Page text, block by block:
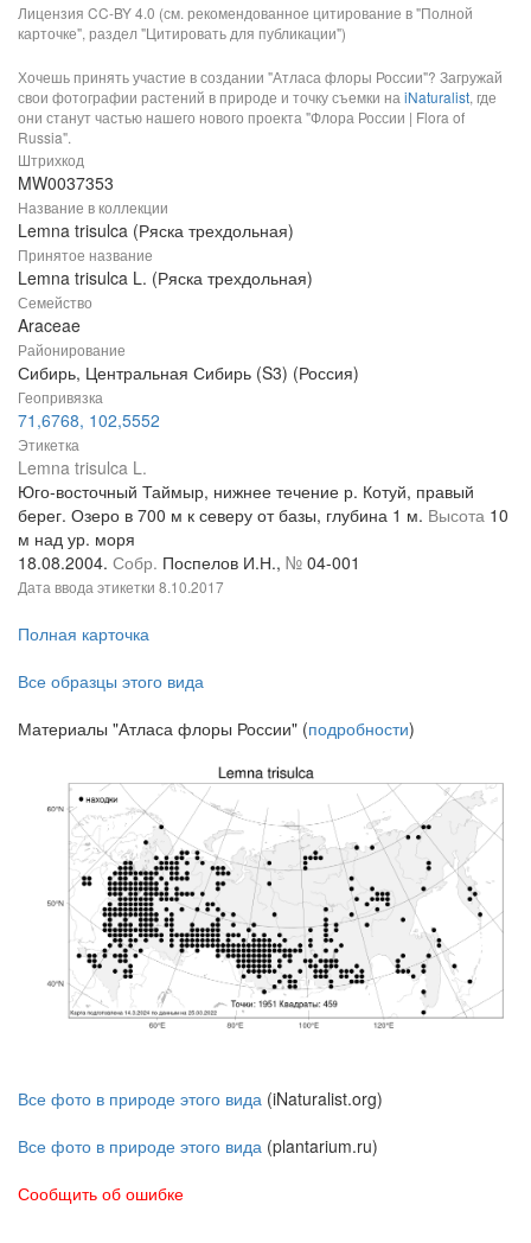
Лицензия CC-BY 4.0 (см. рекомендованное цитирование в "Полной
карточке", раздел "Цитировать для публикации")
Хочешь принять участие в создании "Атласа флоры России"? Загружай
свои фотографии растений в природе и точку съемки наiNaturalist, где
они станут частью нашего нового проекта "Флора России | Flora of
Russia".
Штрихкод
MW0037353
Название в коллекции
Lemna trisulca (Ряска трехдольная)
Принятое название
Lemna trisulca L. (Ряска трехдольная)
Семейство
Araceae
Районирование
Сибирь, Центральная Сибирь (S3) (Россия)
Геопривязка
71,6768, 102,5552
Этикетка
Lemna trisulca L.
Юго-восточный Таймыр, нижнее течение р. Котуй, правый
берег. Озеро в 700 м к северу от базы, глубина 1 м. Высота 10
м над ур. моря
18.08.2004. Собр. Поспелов И.Н., № 04-001
Дата ввода этикетки 8.10.2017
Полная карточка
Все образцы этого вида
Материалы "Атласа флоры России" (подробности)
Все фото в природе этого вида (iNaturalist.org)
Все фото в природе этого вида (plantarium.ru)
Сообщить об ошибке